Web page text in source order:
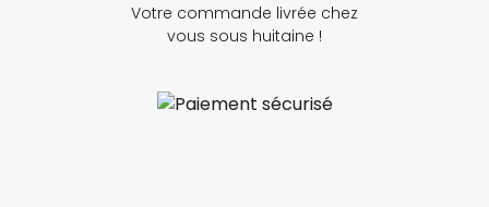
Votre commande livrée chez
vous sous huitaine !